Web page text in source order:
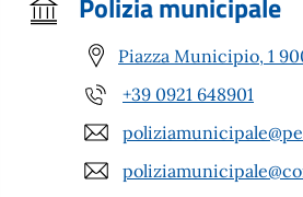
Piazza Municipio, 1
+39 0921 648901